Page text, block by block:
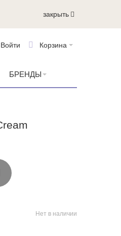
закрыть
Корзина
Войти
БРЕНДЫ
Нет в наличии